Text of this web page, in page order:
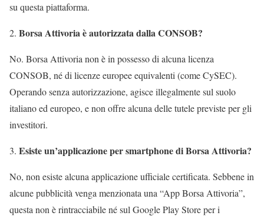
su questa piattaforma.
Borsa Attivoria è autorizzata dalla CONSOB?
No. Borsa Attivoria non è in possesso di alcuna licenza
CONSOB, né di licenze europee equivalenti (come CySEC).
Operando senza autorizzazione, agisce illegalmente sul suolo
italiano ed europeo, e non offre alcuna delle tutele previste per gli
investitori.
Esiste un’applicazione per smartphone di Borsa Attivoria?
No, non esiste alcuna applicazione ufficiale certificata. Sebbene in
alcune pubblicità venga menzionata una “App Borsa Attivoria”,
questa non è rintracciabile né sul Google Play Store per i